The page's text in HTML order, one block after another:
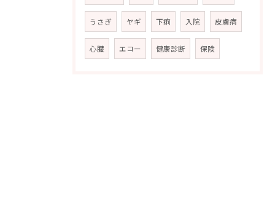
うさぎ ヤギ 下痢 入院 皮膚病
心臓 エコー 健康診断 保険